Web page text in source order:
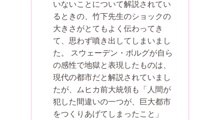
いないことについて解説されてい
るときの、竹下先生のショックの
大きさがとてもよく伝わってき
て、思わず噴き出してしまいまし
た。 スウェーデン・ボルグが自ら
の感性で地獄と表現したものは、
現代の都市だと解説されていまし
たが、ムヒカ前大統領も「人間が
犯した間違いの一つが、巨大都市
をつくりあげてしまったこと」